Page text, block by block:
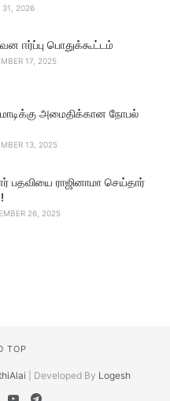
31, 2026
ஈர்ப்பு பொதுக்கூட்டம்
17, 2025
மோடிக்கு அமைதிக்கான நோபல்
13, 2025
பதவியை ராஜினாமா செய்தார்
26, 2025
TOP
| Developed By Logesh